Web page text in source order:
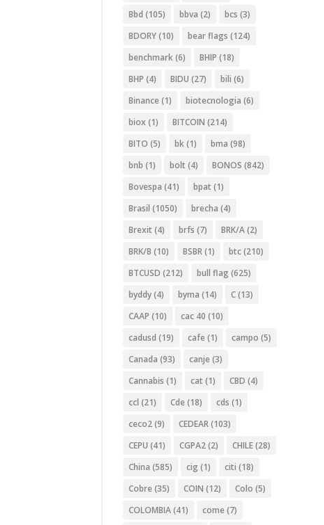
Bbd (105) bbva (2) bcs (3)
BDORY(10) bear flags (124)
benchmark(6) BHIP (18)
BHP (4) BIDU (27) bili (6)
Binance (1) biotecnologia (6)
biox (1) BITCOIN (214)
BITO (5) bk(1) bma (98)
bnb (1) bolt (4) BONOS (842)
Bovespa (41) bpat (1)
Brasil (1050) brecha (4)
Brexit (4) brfs (7) BRK/A(2)
BRK/B (10) BSBR(1) btc(210)
BTCUSD (212) bull flag (625)
byddy(4) byma (14) C(13)
CAAP (10) cac 40 (10)
cadusd (19) cafe (1) campo (5)
Canada (93) canje (3)
Cannabis (1) cat (1) CBD (4)
ccl (21) Cde (18) cds (1)
ceco2(9) CEDEAR(103)
CEPU (41) CGPA2(2) CHILE(28)
China (585) cig (1) citi (18)
Cobre (35) COIN (12) Colo (5)
COLOMBIA(41) come (7)